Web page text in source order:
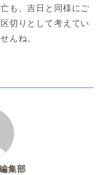
も、吉日と同様にご
切りとして考えてい
んね。
集部